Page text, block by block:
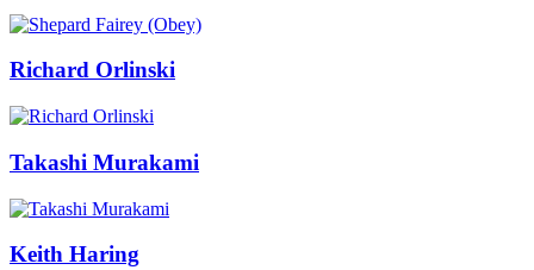
Richard Orlinski
Takashi Murakami
Keith Haring